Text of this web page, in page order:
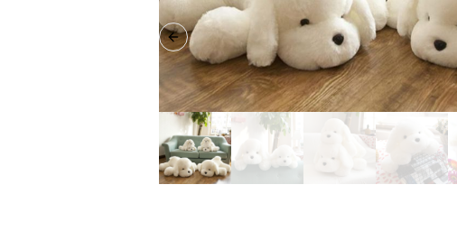
Previous slide